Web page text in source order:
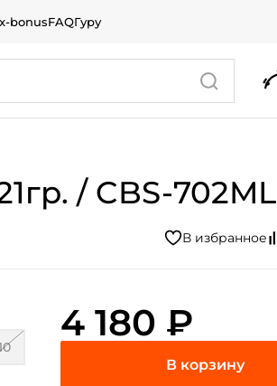
bonusFAQГуру
/ CBS-702ML
4 180 ₽